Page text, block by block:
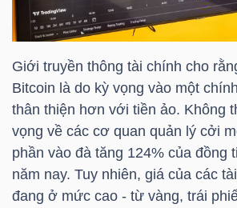
Giới truyền thông tài chính cho
Bitcoin là do kỳ vọng vào một
thân thiện hơn với tiền ảo. Không
vọng về các cơ quan quản lý cởi
phần vào đà tăng 124% của đồng
năm nay. Tuy nhiên, giá của các
đang ở mức cao - từ vàng, trái
KINH
TẾ
THẾ
GIỚI
ĐÔNG